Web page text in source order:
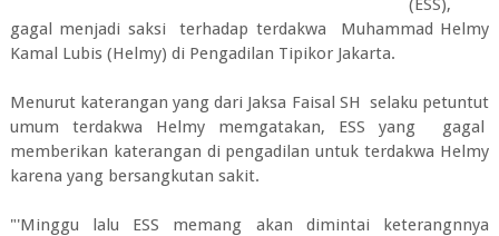
(ESS),
gagal menjadi saksi terhadap terdakwa Muhammad Helmy
Kamal Lubis (Helmy) di Pengadilan Tipikor Jakarta.
Menurut katerangan yang dari Jaksa Faisal SH selaku petuntut
umum terdakwa Helmy memgatakan, ESS yang gagal
memberikan katerangan di pengadilan untuk terdakwa Helmy
karena yang bersangkutan sakit.
"'Minggu lalu ESS memang akan dimintai keterangnnya